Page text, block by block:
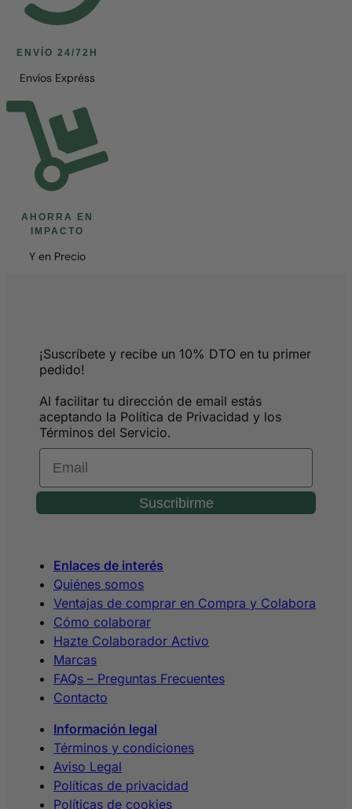
ENVÍO 24/72H
Envíos Expréss
AHORRA EN
IMPACTO
Y en Precio
¡Suscríbete y recibe un 10% DTO en tu primer
pedido!
Al facilitar tu dirección de email estás
aceptando la Política de Privacidad y los
Términos del Servicio.
Email
Suscribirme
Enlaces de interés
Quiénes somos
Ventajas de comprar en Compra y Colabora
Cómo colaborar
Hazte Colaborador Activo
Marcas
FAQs – Preguntas Frecuentes
Contacto
Información legal
Términos y condiciones
Aviso Legal
Políticas de privacidad
Políticas de cookies